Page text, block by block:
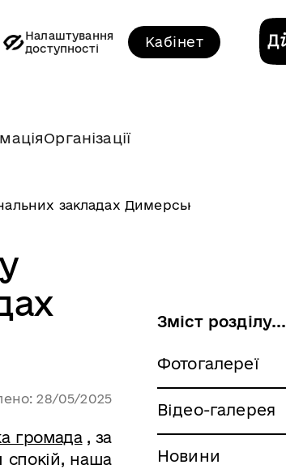
Налаштування
доступності
Кабінет
Організації
закладах Димерської громади
28/05/2025
громада , за
наша
Зміст розділу...
Фотогалереї
Відео-галерея
Новини